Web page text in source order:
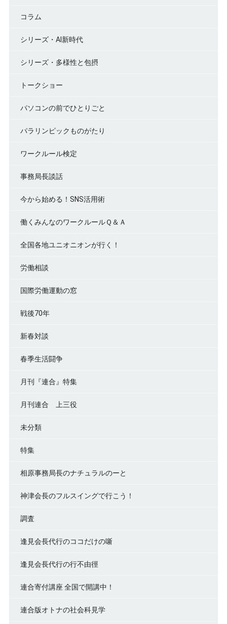
コラム
シリーズ・AI新時代
シリーズ・多様性と包摂
トークショー
パソコンの前でひとりごと
パラリンピックものがたり
ワークルール検定
事務局長談話
今から始める！SNS活用術
働くみんなのワークルールＱ＆Ａ
全国各地ユニオニオンが行く！
労働相談
国際労働運動の窓
戦後70年
新春対談
春季生活闘争
月刊『連合』特集
月刊連合 上三役
未分類
特集
相原事務局長のナチュラルのーと
神津会長のフルスイングで行こう！
調査
逢見会長代行のココだけの噺
逢見会長代行の行不由徑
連合寄付講座 全国で開講中！
連合版オトナの社会科見学